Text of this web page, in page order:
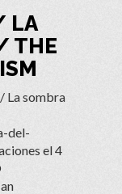
LA
THE
La sombra
del-
el 4